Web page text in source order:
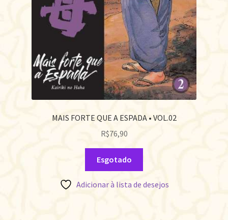
MAIS FORTE QUE A ESPADA • VOL.02
R$76,90
Esgotado
Adicionar à lista de desejos